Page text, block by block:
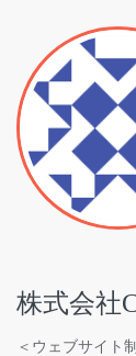
株式会社
＜ウェブサイト